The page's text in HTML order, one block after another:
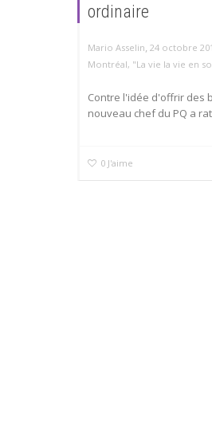
ordinaire
Mario Asselin, 24 octobre
Montréal, "La vie la vie en
Contre l'idée d'offrir des
nouveau chef du PQ a
0 J'aime